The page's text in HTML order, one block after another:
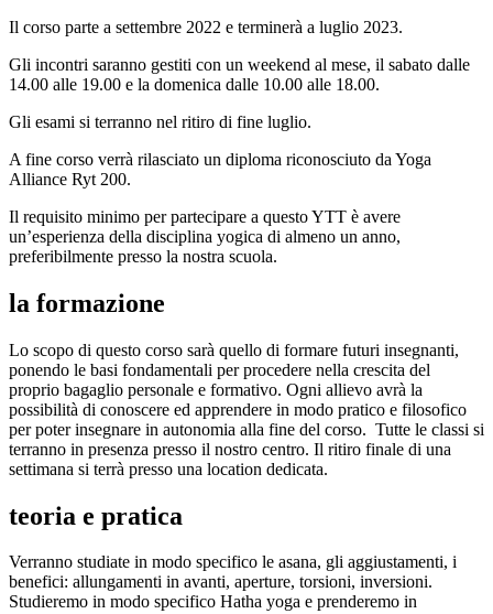
Il corso parte a settembre 2022 e terminerà a luglio 2023.
Gli incontri saranno gestiti con un weekend al mese, il sabato dalle
14.00 alle 19.00 e la domenica dalle 10.00 alle 18.00.
Gli esami si terranno nel ritiro di fine luglio.
A fine corso verrà rilasciato un diploma riconosciuto da Yoga
Alliance Ryt 200.
Il requisito minimo per partecipare a questo YTT è avere
un’esperienza della disciplina yogica di almeno un anno,
preferibilmente presso la nostra scuola.
la formazione
Lo scopo di questo corso sarà quello di formare futuri insegnanti,
ponendo le basi fondamentali per procedere nella crescita del
proprio bagaglio personale e formativo. Ogni allievo avrà la
possibilità di conoscere ed apprendere in modo pratico e filosofico
per poter insegnare in autonomia alla fine del corso. Tutte le classi si
terranno in presenza presso il nostro centro. Il ritiro finale di una
settimana si terrà presso una location dedicata.
teoria e pratica
Verranno studiate in modo specifico le asana, gli aggiustamenti, i
benefici: allungamenti in avanti, aperture, torsioni, inversioni.
Studieremo in modo specifico Hatha yoga e prenderemo in